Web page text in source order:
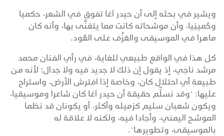
ويشير في بحثه إلى أن حيدر آغا تفوق في الشعر، حكميا
وحُمينِيا، وأن موشحاته كانت مما يتغنَّى بها، وأنه كان
ماهرا في الموسيقى والعَزْف على العُود.
كل هذا في الواقع طبيعي للغاية، في رأي الفنان محمد
مرشد ناجي، إذ يقول إن ذلك لا جديد فيه ولا جدال؛ لأنه من
طبيعة أي احتلال كان، وخاصة إذا افترش الأرض، واستراح
عليها: "وقد نسلِّم حقيقة أن حيدر آغا كان شاعرا وموسيقيا،
ويكون شعبان سليم كزميله وأكثر، أو يكونان قد نظما
الموشح اليمني، وأجادا فيه، ولكنه لا علاقة له
بالموسيقى، وتطويرها".